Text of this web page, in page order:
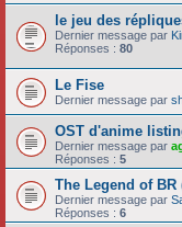
le jeu des
Dernier message par
Réponses : 80
Le Fise
Dernier message par
OST d'anime
Dernier message par
Réponses : 5
The Legend of
Dernier message par
Réponses : 6